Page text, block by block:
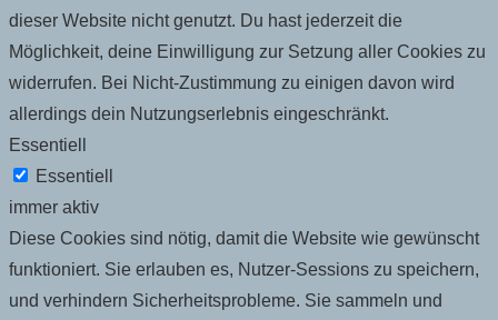
dieser Website nicht genutzt. Du hast jederzeit die
Möglichkeit, deine Einwilligung zur Setzung aller Cookies zu
widerrufen. Bei Nicht-Zustimmung zu einigen davon wird
allerdings dein Nutzungserlebnis eingeschränkt.
Essentiell
Essentiell
immer aktiv
Diese Cookies sind nötig, damit die Website wie gewünscht
funktioniert. Sie erlauben es, Nutzer-Sessions zu speichern,
und verhindern Sicherheitsprobleme. Sie sammeln und